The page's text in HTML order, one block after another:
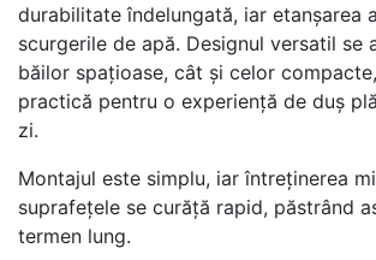
durabilitate îndelungată, iar etanșarea
scurgerile de apă. Designul versatil se
băilor spațioase, cât și celor
practică pentru o experiență de duș
zi.
Montajul este simplu, iar întreținerea
suprafețele se curăță rapid, păstrând
termen lung.